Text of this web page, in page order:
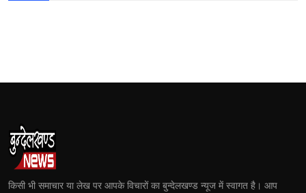
किसी भी समाचार या लेख पर आपके विचारों का बुन्देलखण्ड न्यूज में स्वागत है। आप